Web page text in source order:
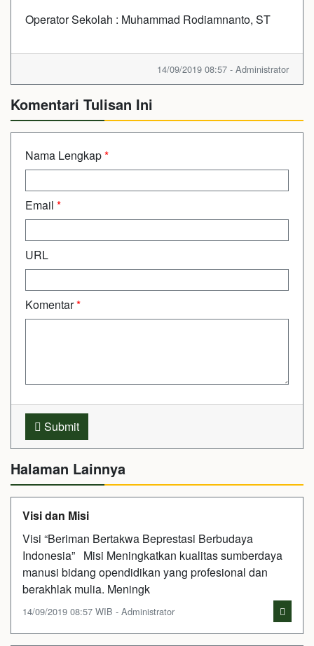
Operator Sekolah : Muhammad Rodiamnanto, ST
14/09/2019 08:57 - Administrator
Komentari Tulisan Ini
Nama Lengkap*
Email *
URL
Komentar*
Submit
Halaman Lainnya
Visi dan Misi
Visi “Beriman Bertakwa Beprestasi Berbudaya
Indonesia” Misi Meningkatkan kualitas sumberdaya
manusi bidang opendidikan yang profesional dan
berakhlak mulia. Meningk
14/09/2019 08:57 WIB - Administrator